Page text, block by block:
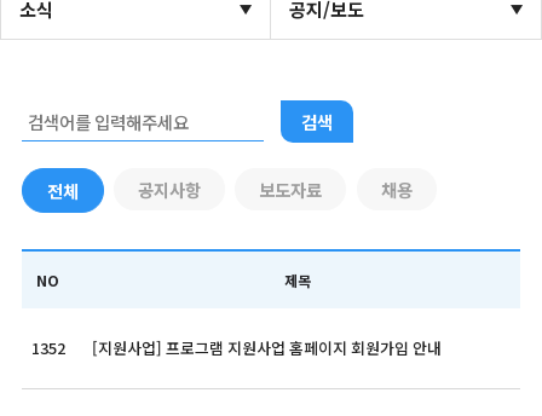
소식 공지/보도
전체 공지사항 보도자료 채용
검색
NO 제목
1352 [지원사업] 프로그램 지원사업 홈페이지 회원가입 안내